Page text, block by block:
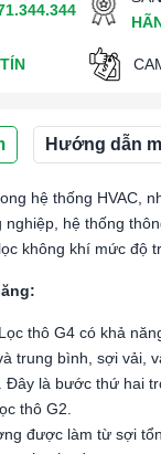
Hướng dẫn
hệ thống HVAC,
nghiệp, hệ thống
không khí mức độ
Lọc thô G4 có khả
trung bình, sợi vải,
Đây là bước thứ hai
thô G2.
được làm từ sợi